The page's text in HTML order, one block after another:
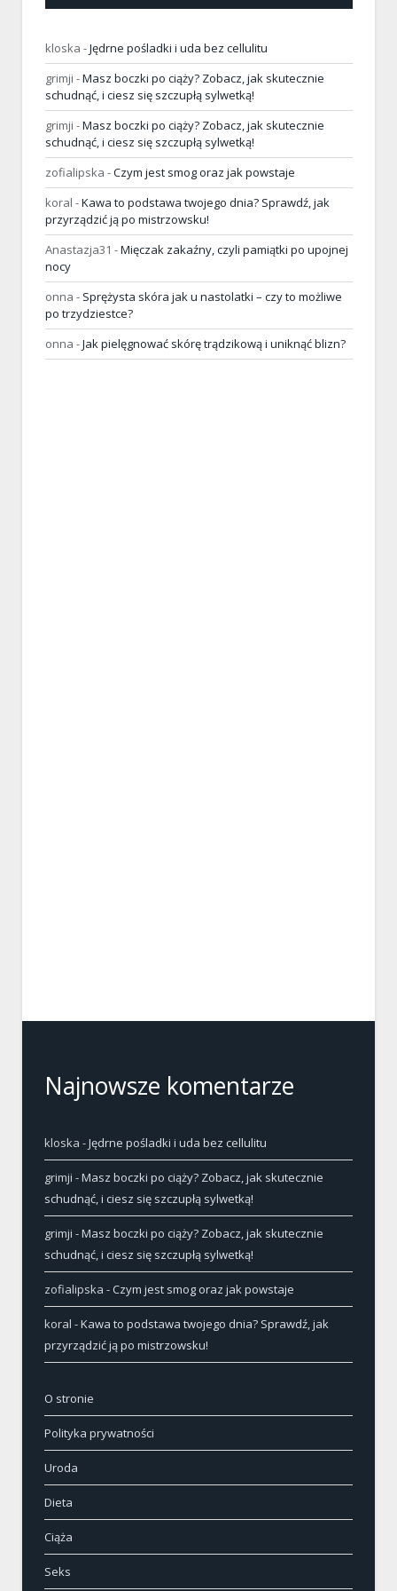
kloska -Jędrne pośladki i uda bez cellulitu
grimji -Masz boczki po ciąży? Zobacz, jak skutecznie
schudnąć, i ciesz się szczupłą sylwetką!
grimji -Masz boczki po ciąży? Zobacz, jak skutecznie
schudnąć, i ciesz się szczupłą sylwetką!
zofialipska -Czym jest smog oraz jak powstaje
koral -Kawa to podstawa twojego dnia? Sprawdź, jak
przyrządzić ją po mistrzowsku!
Anastazja31 -Mięczak zakaźny, czyli pamiątki po upojnej
nocy
onna - Sprężysta skóra jak u nastolatki – czy to możliwe
po trzydziestce?
onna -Jak pielęgnować skórę trądzikową i uniknąć blizn?
Najnowsze komentarze
kloska -Jędrne pośladki i uda bez cellulitu
grimji -Masz boczki po ciąży? Zobacz, jak skutecznie
schudnąć, i ciesz się szczupłą sylwetką!
grimji -Masz boczki po ciąży? Zobacz, jak skutecznie
schudnąć, i ciesz się szczupłą sylwetką!
zofialipska -Czym jest smog oraz jak powstaje
koral -Kawa to podstawa twojego dnia? Sprawdź, jak
przyrządzić ją po mistrzowsku!
O stronie
Polityka prywatności
Uroda
Dieta
Ciąża
Seks